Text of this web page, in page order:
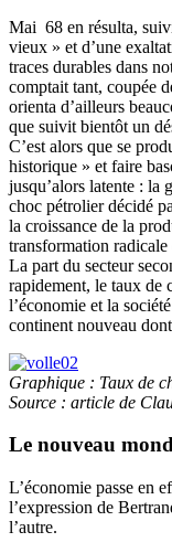
Mai 68 en résulta,
vieux » et d’une
traces durables dans
comptait tant, coupée
orienta d’ailleurs
que suivit bientôt un
C’est alors que se
historique » et faire
jusqu’alors latente : la
choc pétrolier décidé
la croissance de la
transformation
La part du secteur
rapidement, le taux de
l’économie et la
continent nouveau
Graphique : Taux de
Source : article de
Le nouveau
L’économie passe en
l’expression de
l’autre.